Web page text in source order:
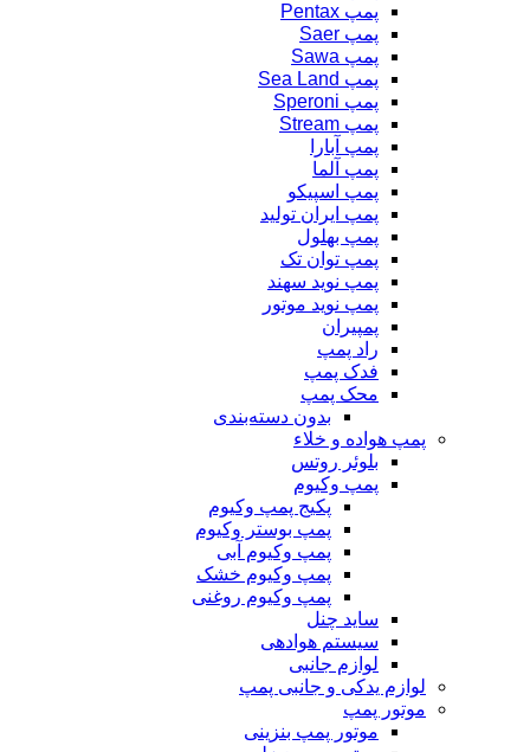
پمپ Pentax
پمپ Saer
پمپ Sawa
پمپ Sea Land
پمپ Speroni
پمپ Stream
پمپ آبارا
پمپ آلما
پمپ اسپیکو
پمپ ایران تولید
پمپ بهلول
پمپ توان تک
پمپ نوید سهند
پمپ نوید موتور
پمپیران
راد پمپ
فدک پمپ
محک پمپ
بدون دسته‌بندی
پمپ هواده و خلاء
بلوئر روتس
پمپ وکیوم
پکیج پمپ وکیوم
پمپ بوستر وکیوم
پمپ وکیوم آبی
پمپ وکیوم خشک
پمپ وکیوم روغنی
ساید چنل
سیستم هوادهی
لوازم جانبی
لوازم یدکی و جانبی پمپ
موتور پمپ
موتور پمپ بنزینی